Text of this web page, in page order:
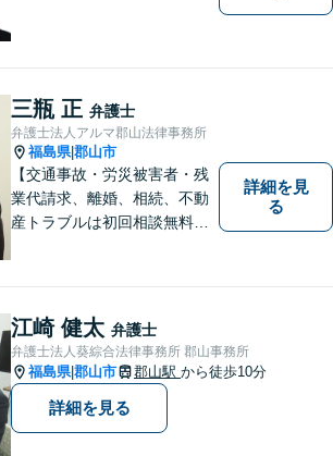
三瓶 正 弁護士
弁護士法人アルマ郡山法律事務所
福島県|郡山市
【交通事故・労災被害者・残
業代請求、離婚、相続、不動
産トラブルは初回相談無料】
は着手金0円です。【電話相談
も可能】
詳細を見
る
江崎 健太 弁護士
弁護士法人葵綜合法律事務所 郡山事務所
福島県|郡山市 郡山駅 から徒歩10分
詳細を見る